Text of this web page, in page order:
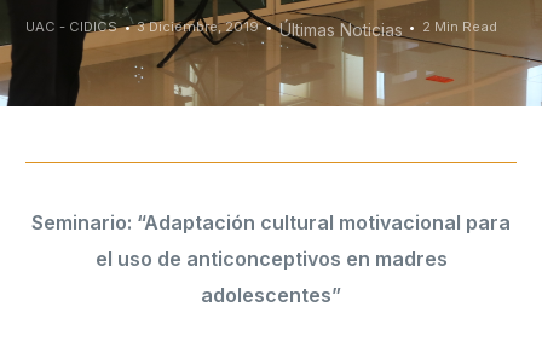
UAC - CIDICS 3 Diciembre, 2019 Últimas Noticias 2 Min Read
Seminario: “Adaptación cultural motivacional para
el uso de anticonceptivos en madres
adolescentes”